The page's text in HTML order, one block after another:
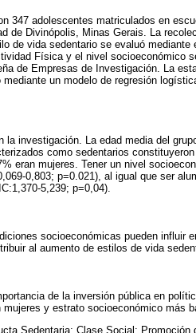
347 adolescentes matriculados en
de Divinópolis, Minas Gerais. La
de vida sedentario se evaluó mediante
Física y el nivel socioeconómico
de Empresas de Investigación. La
un modelo de regresión
la investigación. La edad media del
como sedentarios
eran mujeres. Tener un nivel
0,803; p=0.021), al igual que ser
5,239; p=0,04).
socioeconómicas pueden
al aumento de estilos de vida
de la inversión pública en
y estrato socioeconómico más
Sedentaria; Clase Social; Promoción